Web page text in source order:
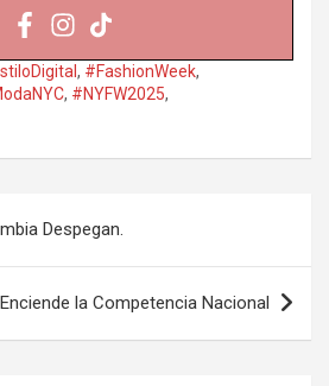
, #FashionWeek,
, #NYFW2025,
Despegan.
la Competencia Nacional